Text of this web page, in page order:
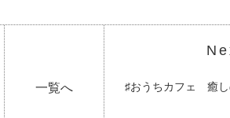
一覧へ
♯おうちカフェ 癒し